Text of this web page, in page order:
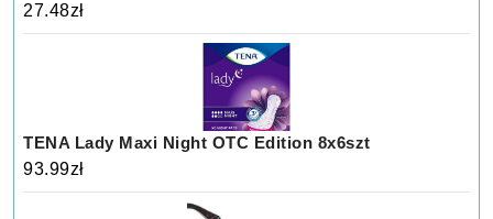
27.48zł
TENA Lady Maxi Night OTC Edition 8x6szt
93.99zł